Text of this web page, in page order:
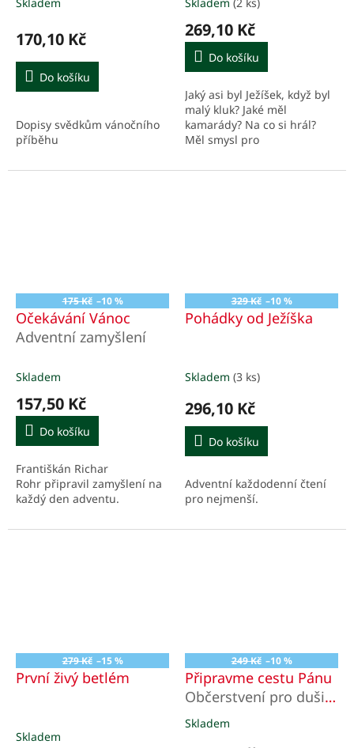
170,10 Kč
Do košíku
Dopisy svědkům vánočního
příběhu
269,10 Kč
Do košíku
Jaký asi byl Ježíšek, když byl
malý kluk? Jaké měl
kamarády? Na co si hrál?
Měl smysl pro
zacházet s dary, které mu
175 Kč –10 %
Očekávání Vánoc
Adventní zamyšlení
Skladem
157,50 Kč
Do košíku
Františkán Richar
Rohr připravil zamyšlení na
každý den adventu.
329 Kč –10 %
Pohádky od Ježíška
Skladem (3 ks)
296,10 Kč
Do košíku
Adventní každodenní čtení
pro nejmenší.
279 Kč –15 %
První živý betlém
Skladem
249 Kč –10 %
Připravme cestu Pánu
Občerstvení pro duši
na dobu adventní a
vánoční
Průměrné
Skladem